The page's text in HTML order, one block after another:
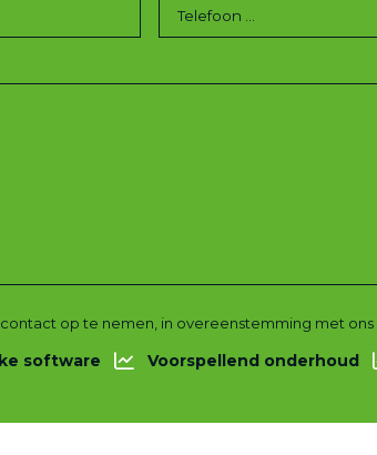
op te nemen, in overeenstemming met ons
software Voorspellend onderhoud